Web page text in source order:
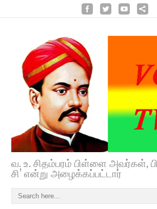
வ. உ. சிதம்பரம் பிள்ளை அவர்கள்,
சி’ என்று அழைக்கப்பட்டார்